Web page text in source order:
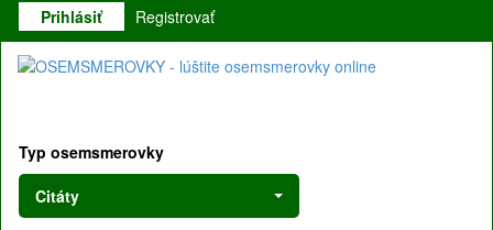
Prihlásiť Registrovať
Typ osemsmerovky
Citáty